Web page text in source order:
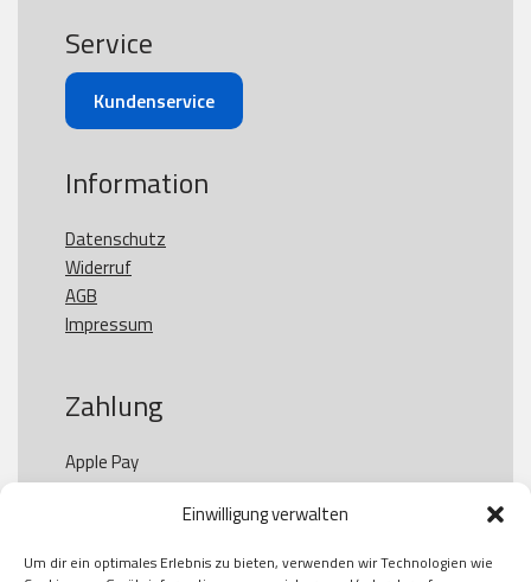
Einwilligung verwalten
Um dir ein optimales Erlebnis zu bieten, verwenden wir Technologien wie
Service
Kundenservice
Information
Datenschutz
Widerruf
AGB
Impressum
Zahlung
Apple Pay
Paypal
Kauf auf Rechung